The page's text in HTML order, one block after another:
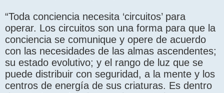
“Toda conciencia necesita ‘circuitos’ para
operar. Los circuitos son una forma para que la
conciencia se comunique y opere de acuerdo
con las necesidades de las almas ascendentes;
su estado evolutivo; y el rango de luz que se
puede distribuir con seguridad, a la mente y los
centros de energía de sus criaturas. Es dentro